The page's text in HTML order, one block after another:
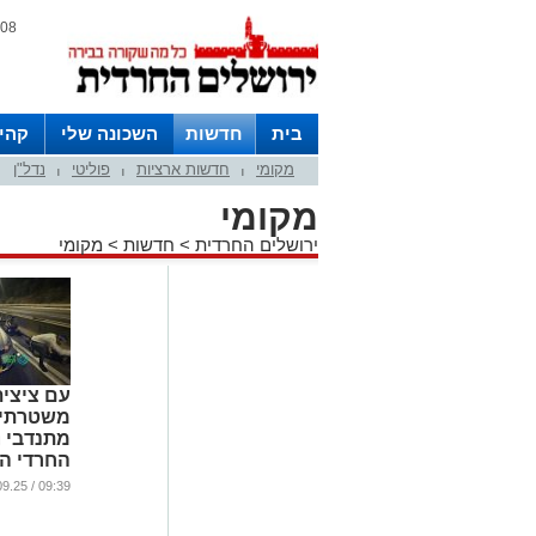
08 אוגוסט 2026 / 06:39
בית חדשות השכונה שלי
חצרות
מקומי חדשות ארציות פוליטי נדל"ן
מקומי
ירושלים החרדית > חדשות > מקומי
עם
מתנדבי
החרדי
על גנבי
09:39 / 30.09.25